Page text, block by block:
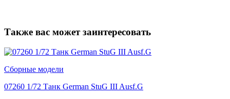
Также вас может заинтересовать
Сборные модели
07260 1/72 Танк German StuG III Ausf.G